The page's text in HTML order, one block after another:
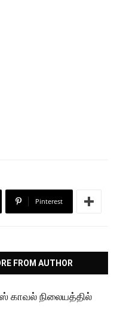
Pinterest
FROM AUTHOR
காவல் நிலையத்தில்